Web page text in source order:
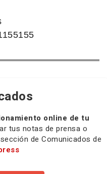
online de tu
tus notas de prensa o
de Comunicados de